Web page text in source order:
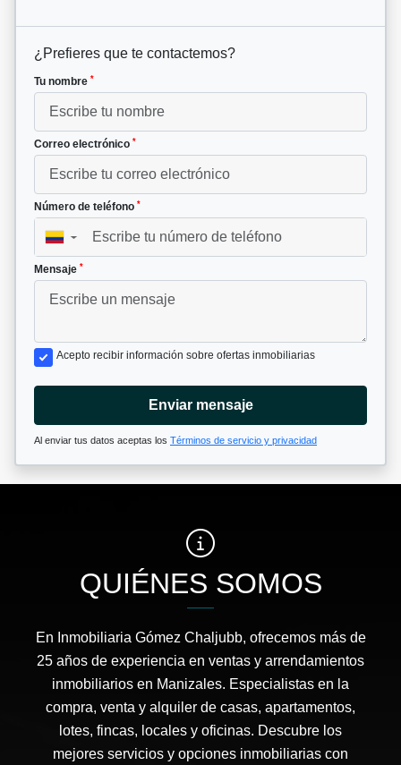
¿Prefieres que te contactemos?
Tu nombre *
Correo electrónico *
Número de teléfono *
▼
Mensaje *
Acepto recibir información sobre ofertas inmobiliarias
Enviar mensaje
Al enviar tus datos aceptas los Términos de servicio y privacidad
QUIÉNES SOMOS
En Inmobiliaria Gómez Chaljubb, ofrecemos más de
25 años de experiencia en ventas y arrendamientos
inmobiliarios en Manizales. Especialistas en la
compra, venta y alquiler de casas, apartamentos,
lotes, fincas, locales y oficinas. Descubre los
mejores servicios y opciones inmobiliarias con